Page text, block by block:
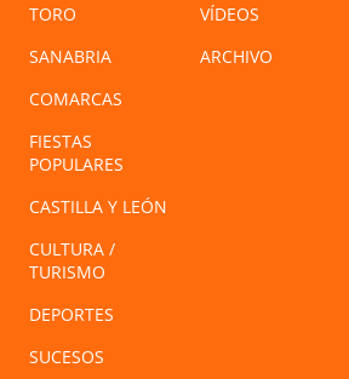
TORO
SANABRIA
COMARCAS
FIESTAS
POPULARES
CASTILLA Y LEÓN
CULTURA /
TURISMO
DEPORTES
SUCESOS
VÍDEOS
ARCHIVO